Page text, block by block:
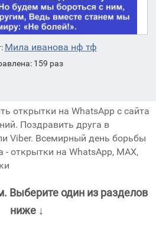
Мила иванова нф тф
159 раз
открытки на WhatsApp с сайта
Поздравить друга в
Viber. Всемирный день борьбы
- открытки на WhatsApp, MAX,
Выберите один из разделов
ниже ↓